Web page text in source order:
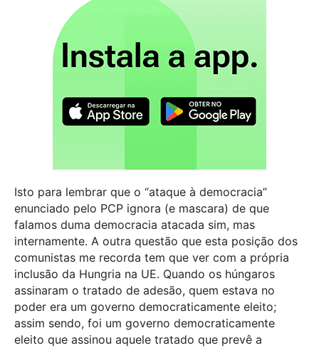
Isto para lembrar que o “ataque à democracia”
enunciado pelo PCP ignora (e mascara) de que
falamos duma democracia atacada sim, mas
internamente. A outra questão que esta posição dos
comunistas me recorda tem que ver com a própria
inclusão da Hungria na UE. Quando os húngaros
assinaram o tratado de adesão, quem estava no
poder era um governo democraticamente eleito;
assim sendo, foi um governo democraticamente
eleito que assinou aquele tratado que prevê a